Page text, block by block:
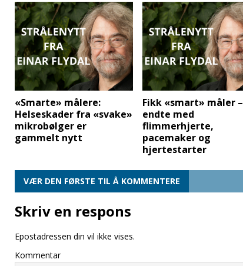
«Smarte» målere:
Helseskader fra «svake»
mikrobølger er
gammelt nytt
Fikk «smart» måler –
endte med
flimmerhjerte,
pacemaker og
hjertestarter
VÆR DEN FØRSTE TIL Å KOMMENTERE
Skriv en respons
Epostadressen din vil ikke vises.
Kommentar